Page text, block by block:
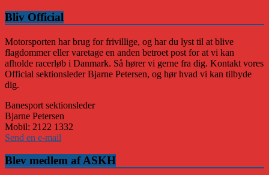
Bliv Official
Motorsporten har brug for frivillige, og har du lyst til at blive
flagdommer eller varetage en anden betroet post for at vi kan
afholde racerløb i Danmark. Så hører vi gerne fra dig. Kontakt vores
Official sektionsleder Bjarne Petersen, og hør hvad vi kan tilbyde
dig.
Banesport sektionsleder
Bjarne Petersen
Mobil: 2122 1332
Send en e-mail
Blev medlem af ASKH